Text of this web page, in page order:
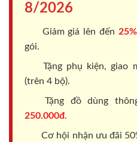
8/2026
Giảm giá lên đến 25%
gói.
Tặng phụ kiện, giao
(trên 4 bộ).
Tặng đồ dùng
250.000đ.
Cơ hội nhận ưu đãi